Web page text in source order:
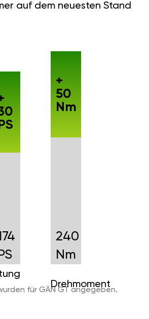
auf dem neuesten Stand
PS
PS
240
Nm
Drehmoment
+
50
Nm
für GÄN GT angegeben.